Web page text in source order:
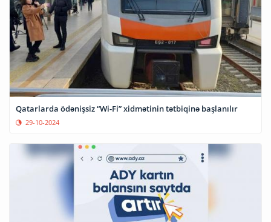
Qatarlarda ödənişsiz “Wi-Fi” xidmətinin tətbiqinə başlanılır
29-10-2024